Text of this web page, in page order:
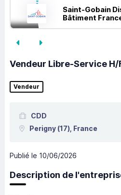
Saint-Gobain
Bâtiment
Vendeur Libre-Service H/
Vendeur
CDD
Perigny (17), France
Publié le 10/06/2026
Description de